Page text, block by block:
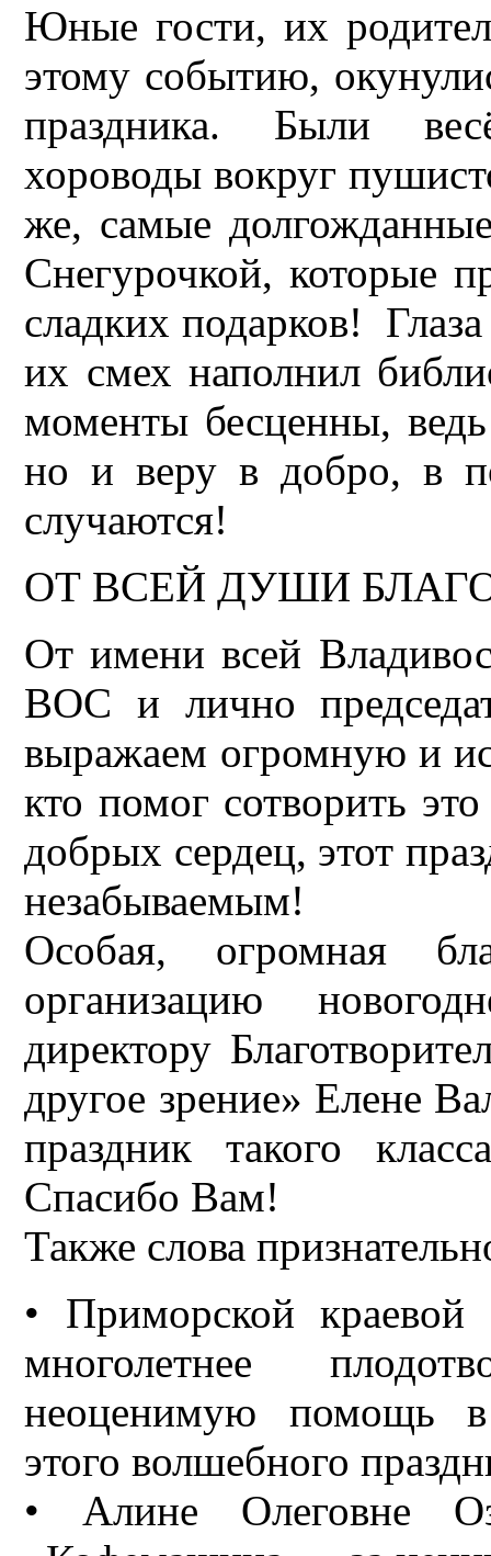
Юные гости, их
этому событию,
праздника. Были
хороводы вокруг
же, самые
Снегурочкой, которые
сладких подарков! Глаза
их смех наполнил
моменты бесценны,
но и веру в добро, в
случаются!
ОТ ВСЕЙ ДУШИ
От имени всей
ВОС и лично
выражаем огромную и
кто помог сотворить
добрых сердец, этот
незабываемым!
Особая, огромная
организацию
директору
другое зрение» Елене
праздник такого
Спасибо Вам!
Также слова
• Приморской
многолетнее
неоценимую помощь в
этого волшебного
• Алине Олеговне